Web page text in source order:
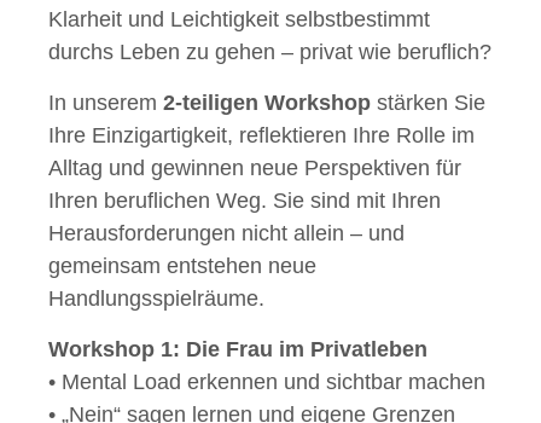
Klarheit und Leichtigkeit selbstbestimmt
durchs Leben zu gehen – privat wie beruflich?
In unserem 2-teiligen Workshop stärken Sie
Ihre Einzigartigkeit, reflektieren Ihre Rolle im
Alltag und gewinnen neue Perspektiven für
Ihren beruflichen Weg. Sie sind mit Ihren
Herausforderungen nicht allein – und
gemeinsam entstehen neue
Handlungsspielräume.
Workshop 1: Die Frau im Privatleben
• Mental Load erkennen und sichtbar machen
• „Nein“ sagen lernen und eigene Grenzen